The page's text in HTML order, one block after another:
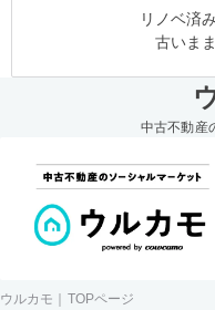
リノベ済
古いま
中古不動産
ウルカモ｜TOPページ